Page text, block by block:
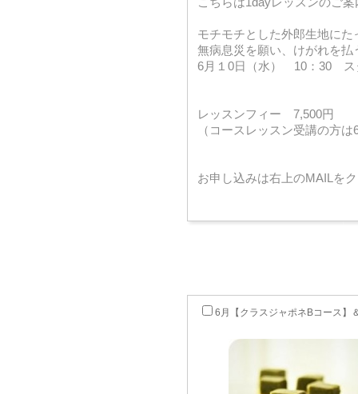
モチモチとした外郎生地に
無病息災を願い、けがれを
6月１0日（水） 10：30
レッスンフィー 7,500円
（コースレッスン受講の方は
お申し込みは右上のMAILを
6月【クラスジャポネBコース】